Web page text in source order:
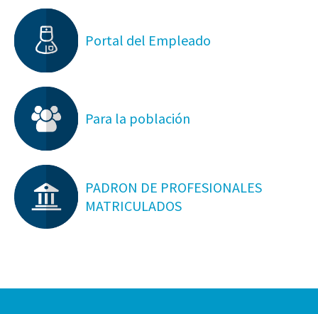
Portal del Empleado
Para la población
PADRON DE PROFESIONALES
MATRICULADOS